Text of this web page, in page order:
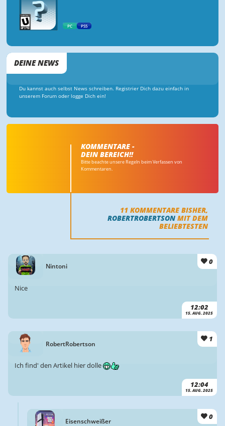
PC PS5
DEINE NEWS
Du kannst auch selbst News schreiben. Registrier Dich dazu einfach in
unserem Forum oder logge Dich ein!
KOMMENTARE -
DEIN BEREICH!!
Bitte beachte unsere Regeln beim Verfassen von
Kommentaren.
11 KOMMENTARE BISHER,
ROBERTROBERTSON MIT DEM
BELIEBTESTEN
Nintoni
0
12:02
15. AUG. 2025
Nice
RobertRobertson
1
12:04
15. AUG. 2025
Ich find' den Artikel hier dolle
Eisenschweißer
0